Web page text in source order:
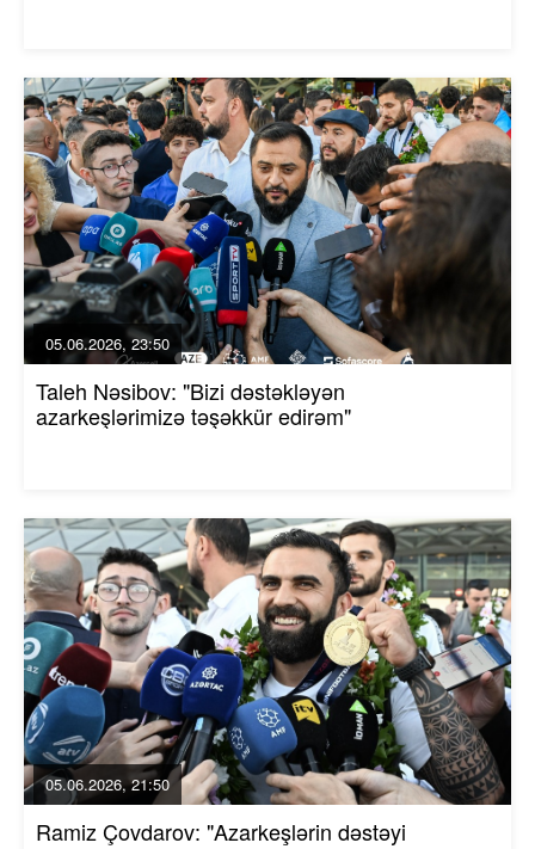
05.06.2026, 23:50
Taleh Nəsibov: "Bizi dəstəkləyən
azarkeşlərimizə təşəkkür edirəm"
05.06.2026, 21:50
Ramiz Çovdarov: "Azarkeşlərin dəstəyi